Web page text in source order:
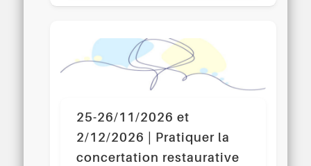
25-26/11/2026 et
2/12/2026 | Pratiquer la
concertation restaurative